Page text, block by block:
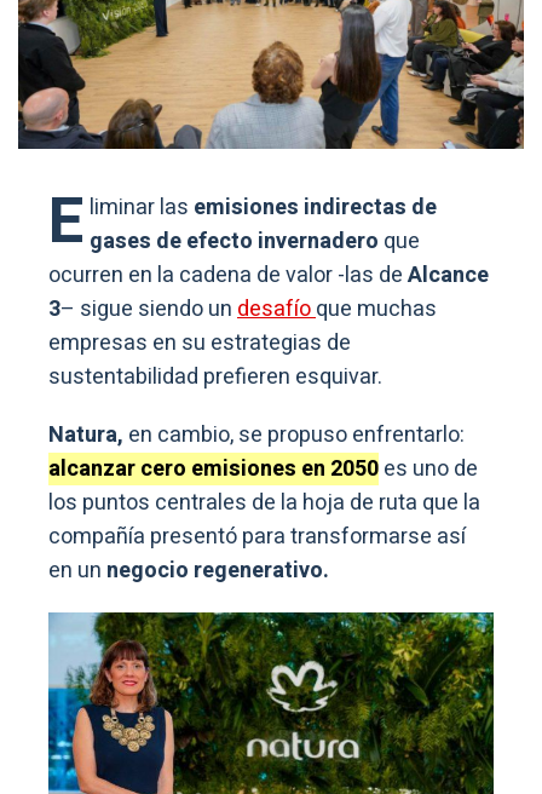
E liminar las emisiones indirectas de
gases de efecto invernadero que
ocurren en la cadena de valor -las deAlcance
3– sigue siendo undesafíoque muchas
empresas en su estrategias de
sustentabilidad prefieren esquivar.
Natura, en cambio, se propuso enfrentarlo:
alcanzar cero emisiones en 2050es uno de
los puntos centrales de la hoja de ruta que la
compañía presentó para transformarse así
en un negocio regenerativo.